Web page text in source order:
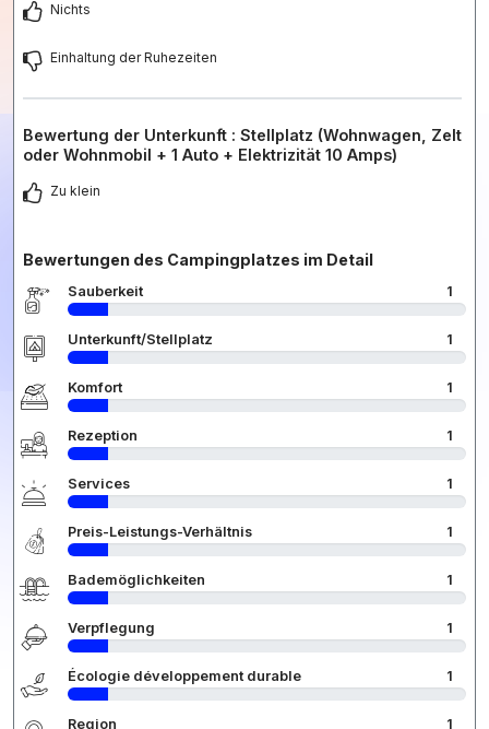
Nichts
Einhaltung der Ruhezeiten
Bewertung der Unterkunft : Stellplatz (Wohnwagen, Zelt
oder Wohnmobil + 1 Auto + Elektrizität 10 Amps)
Zu klein
Bewertungen des Campingplatzes im Detail
Sauberkeit 1
Unterkunft/Stellplatz 1
Komfort 1
Rezeption 1
Services 1
Preis-Leistungs-Verhältnis 1
Bademöglichkeiten 1
Verpflegung 1
Écologie développement durable 1
Region 1